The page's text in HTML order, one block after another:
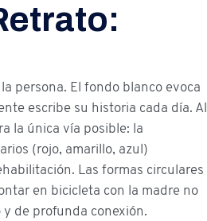
persona. El fondo blanco evoca
escribe su historia cada día. Al
la única vía posible: la
(rojo, amarillo, azul)
Las formas circulares
en bicicleta con la madre no
de profunda conexión.